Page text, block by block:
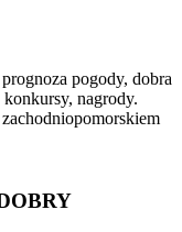
pogody, dobra
nagrody.